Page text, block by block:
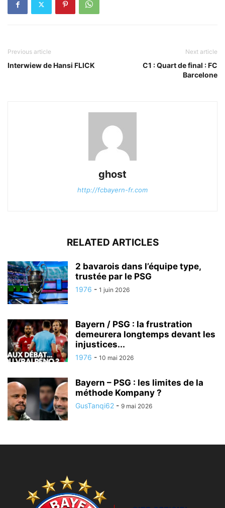
Previous article
Interwiew de Hansi FLICK
Next article
C1 : Quart de final : FC
Barcelone
ghost
http://fcbayern-fr.com
RELATED ARTICLES
2 bavarois dans l’équipe type,
trustée par le PSG
1976 - 1 juin 2026
Bayern / PSG : la frustration
demeurera longtemps devant les
injustices...
1976 - 10 mai 2026
Bayern – PSG : les limites de la
méthode Kompany ?
GusTanqi62 - 9 mai 2026